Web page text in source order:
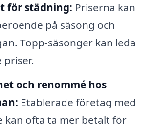
för städning: Priserna kan
på säsong och
Topp-säsonger kan leda
priser.
och renommé hos
Etablerade företag med
kan ofta ta mer betalt för